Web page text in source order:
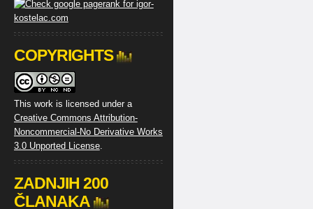
COPYRIGHTS
This work is licensed under a
Creative Commons Attribution-
Noncommercial-No Derivative Works
3.0 Unported License.
ZADNJIH 200
ČLANAKA